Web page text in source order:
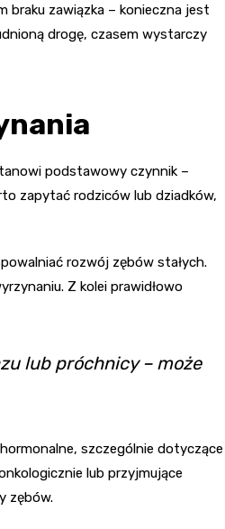
braku zawiązka – konieczna jest
drogę, czasem wystarczy
podstawowy czynnik –
zapytać rodziców lub dziadków,
rozwój zębów stałych.
Z kolei prawidłowo
lub próchnicy – może
szczególnie dotyczące
lub przyjmujące
zębów.